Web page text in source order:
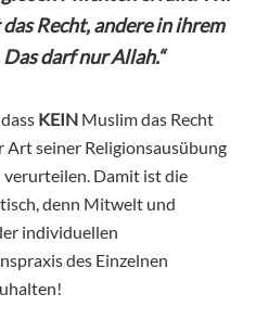
Recht, andere in ihrem
darf nur Allah.“
KEIN Muslim das Recht
Art seiner Religionsausübung
verurteilen. Damit ist die
denn Mitwelt und
individuellen
des Einzelnen